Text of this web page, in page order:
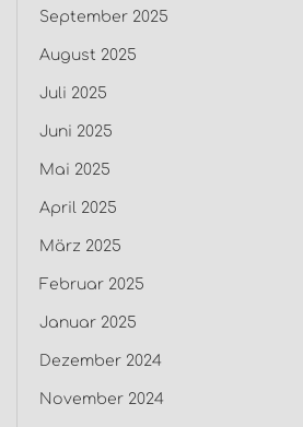
September 2025
August 2025
Juli 2025
Juni 2025
Mai 2025
April 2025
März 2025
Februar 2025
Januar 2025
Dezember 2024
November 2024